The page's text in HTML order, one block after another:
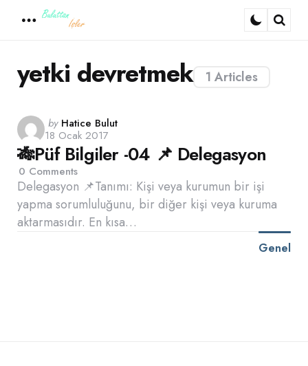
1 Articles
yetki devretmek
Posted
by
by Hatice Bulut
18 Ocak 2017
🎋Püf Bilgiler -04 📌 Delegasyon
0 Comments
Delegasyon 📌Tanımı: Kişi veya kurumun bir işi
yapma sorumluluğunu, bir diğer kişi veya kuruma
aktarmasıdır. En kısa…
Genel